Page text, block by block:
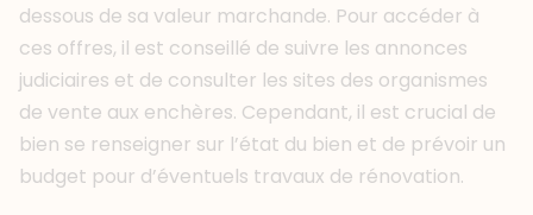
dessous de sa valeur marchande. Pour accéder à
ces offres, il est conseillé de suivre les annonces
judiciaires et de consulter les sites des organismes
de vente aux enchères. Cependant, il est crucial de
bien se renseigner sur l’état du bien et de prévoir un
budget pour d’éventuels travaux de rénovation.